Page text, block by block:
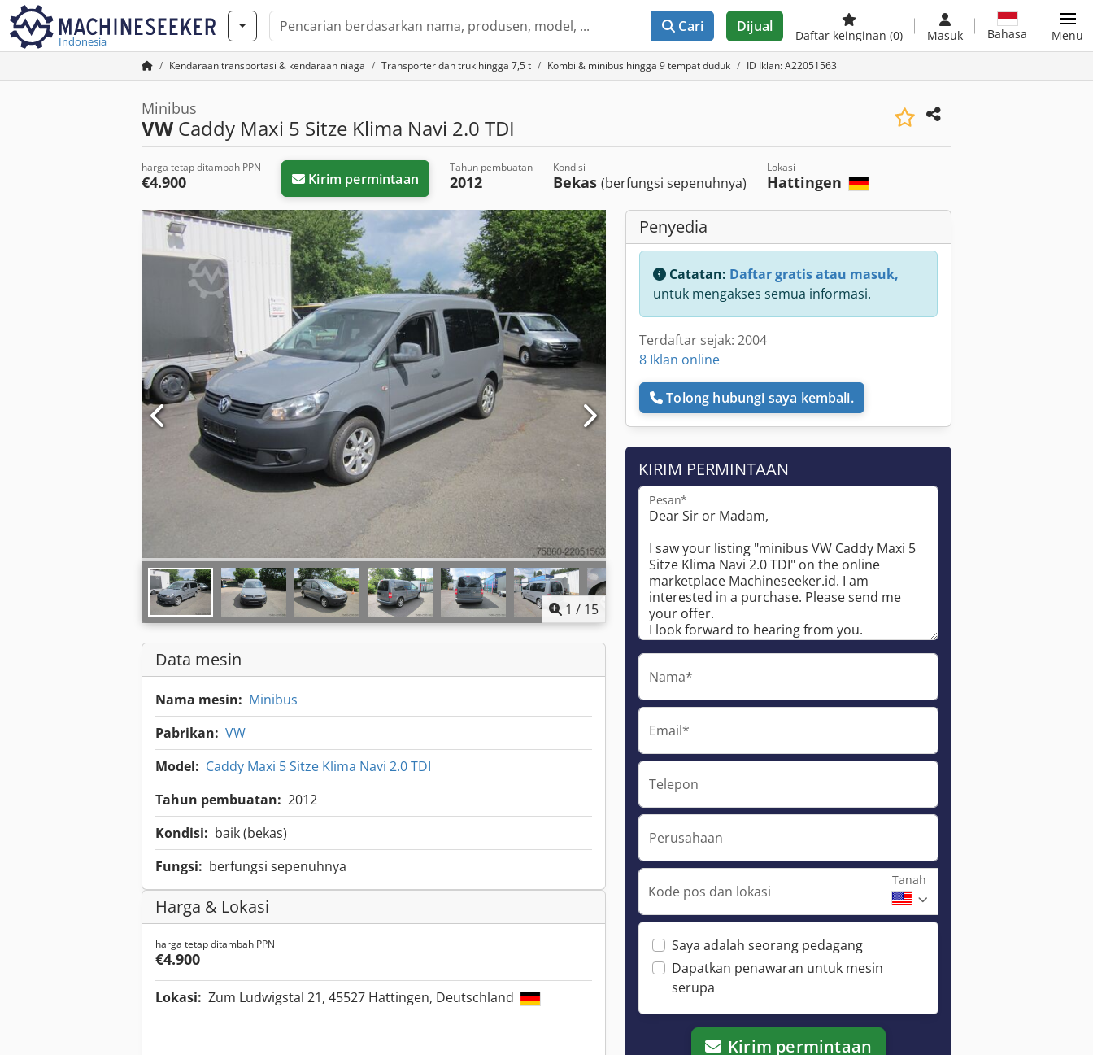
Indonesia
Cari Dijual
Daftar keinginan (0) Masuk Bahasa Menu
Kendaraan transportasi & kendaraan niaga Transporter dan truk hingga 7,5 t Kombi & minibus hingga 9 tempat duduk ID Iklan: A22051563
Minibus
VW Caddy Maxi 5 Sitze Klima Navi 2.0 TDI
harga tetap ditambah PPN
€4.900 Kirim permintaan
Tahun pembuatan
2012
Kondisi
Bekas (berfungsi sepenuhnya)
Lokasi
Hattingen
1 / 15
Data mesin
Nama mesin: Minibus
Pabrikan: VW
Model: Caddy Maxi 5 Sitze Klima Navi 2.0 TDI
Tahun pembuatan: 2012
Kondisi: baik (bekas)
Fungsi: berfungsi sepenuhnya
Harga & Lokasi
harga tetap ditambah PPN
€4.900
Lokasi: Zum Ludwigstal 21, 45527 Hattingen, Deutschland
Penyedia
Catatan: Daftar gratis atau masuk,
untuk mengakses semua informasi.
Terdaftar sejak: 2004
8 Iklan online
Tolong hubungi saya kembali.
KIRIM PERMINTAAN
Pesan*
Nama*
Email*
Telepon
Perusahaan
Kode pos dan lokasi
Tanah
Saya adalah seorang pedagang
Dapatkan penawaran untuk mesin
serupa
Kirim permintaan